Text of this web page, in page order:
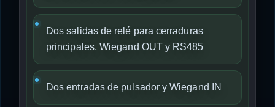
Dos salidas de relé para cerraduras
principales, Wiegand OUT y RS485
Dos entradas de pulsador y Wiegand IN